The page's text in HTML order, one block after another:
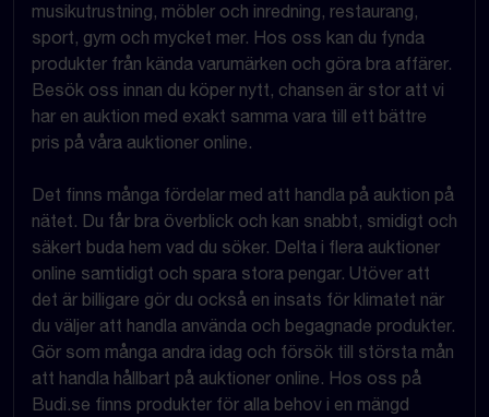
musikutrustning, möbler och inredning, restaurang,
sport, gym och mycket mer. Hos oss kan du fynda
produkter från kända varumärken och göra bra affärer.
Besök oss innan du köper nytt, chansen är stor att vi
har en auktion med exakt samma vara till ett bättre
pris på våra auktioner online.
Det finns många fördelar med att handla på auktion på
nätet. Du får bra överblick och kan snabbt, smidigt och
säkert buda hem vad du söker. Delta i flera auktioner
online samtidigt och spara stora pengar. Utöver att
det är billigare gör du också en insats för klimatet när
du väljer att handla använda och begagnade produkter.
Gör som många andra idag och försök till största mån
att handla hållbart på auktioner online. Hos oss på
Budi.se finns produkter för alla behov i en mängd